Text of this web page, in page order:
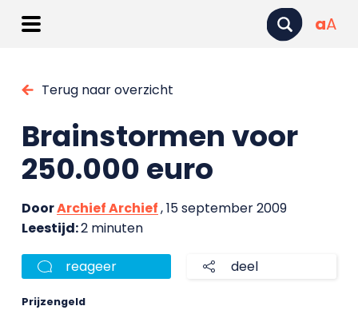
aA
Terug naar overzicht
Brainstormen voor
250.000 euro
DoorArchief Archief, 15 september 2009
Leestijd:2 minuten
reageer deel
Prijzengeld